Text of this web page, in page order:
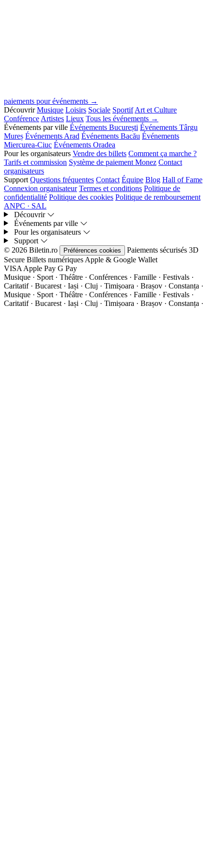
paiements pour événements →
Découvrir Musique Loisirs Sociale Sportif Art et Culture
Conférence Artistes Lieux Tous les événements →
Événements par ville Événements București Événements Târgu
Mureș Événements Arad Événements Bacău Événements
Miercurea-Ciuc Événements Oradea
Pour les organisateurs Vendre des billets Comment ça marche ?
Tarifs et commission Système de paiement Monez Contact
organisateurs
Support Questions fréquentes Contact Équipe Blog Hall of Fame
Connexion organisateur Termes et conditions Politique de
confidentialité Politique des cookies Politique de remboursement
ANPC · SAL
Découvrir
Événements par ville
Pour les organisateurs
Support
© 2026 Biletin.ro
Préférences cookies Paiements sécurisés 3D
Secure Billets numériques Apple & Google Wallet
VISA Apple Pay G Pay
Musique · Sport · Théâtre · Conférences · Famille · Festivals ·
Caritatif · Bucarest · Iași · Cluj · Timișoara · Brașov · Constanța ·
Musique · Sport · Théâtre · Conférences · Famille · Festivals ·
Caritatif · Bucarest · Iași · Cluj · Timișoara · Brașov · Constanța ·